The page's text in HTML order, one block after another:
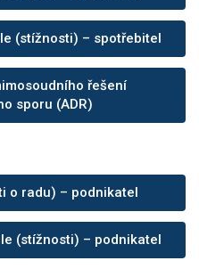
(stížnosti) – spotřebitel
řešení
sporu (ADR)
o radu) – podnikatel
(stížnosti) – podnikatel